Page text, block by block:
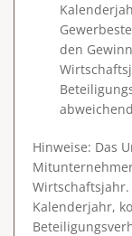
den
Hinweise: Das
Kalenderjahr,